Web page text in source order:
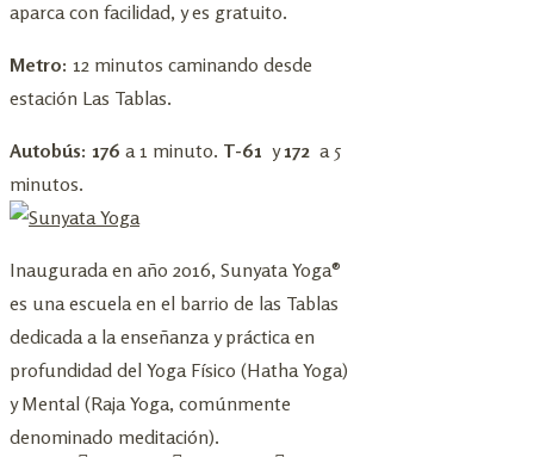
aparca con facilidad, y es gratuito.
Metro: 12 minutos caminando desde
estación Las Tablas.
Autobús: 176 a 1 minuto. T-61 y172 a 5
minutos.
Inaugurada en año 2016, Sunyata Yoga®
es una escuela en el barrio de las Tablas
dedicada a la enseñanza y práctica en
profundidad del Yoga Físico (Hatha Yoga)
y Mental (Raja Yoga, comúnmente
denominado meditación).